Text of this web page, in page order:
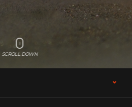
SCROLL DOWN